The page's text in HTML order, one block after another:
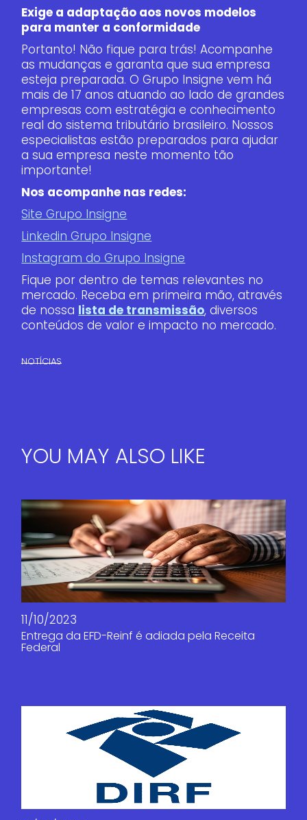
Exige a adaptação aos novos modelos
para manter a conformidade
Portanto! Não fique para trás! Acompanhe
as mudanças e garanta que sua empresa
esteja preparada. O Grupo Insigne vem há
mais de 17 anos atuando ao lado de grandes
empresas com estratégia e conhecimento
real do sistema tributário brasileiro. Nossos
especialistas estão preparados para ajudar
a sua empresa neste momento tão
importante!
Nos acompanhe nas redes:
Site Grupo Insigne
Linkedin Grupo Insigne
Instagram do Grupo Insigne
Fique por dentro de temas relevantes no
mercado. Receba em primeira mão, através
de nossa lista de transmissão, diversos
conteúdos de valor e impacto no mercado.
NOTÍCIAS
YOU MAY ALSO LIKE
11/10/2023
Entrega da EFD-Reinf é adiada pela Receita
Federal